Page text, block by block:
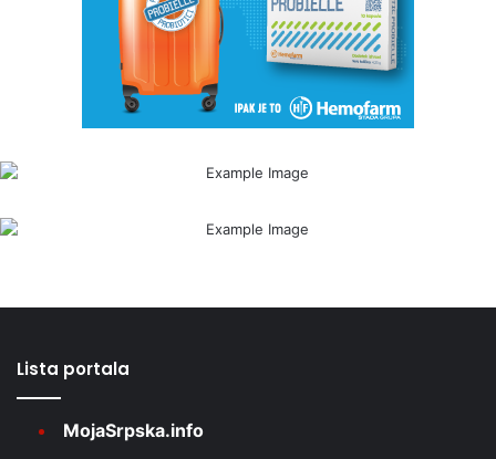
Lista portala
MojaSrpska.info